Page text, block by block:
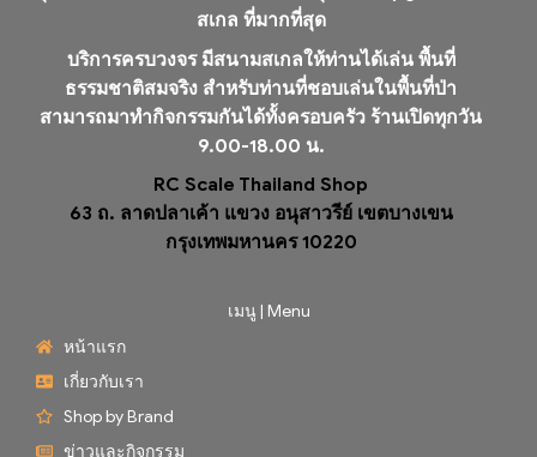
สเกล ที่มากที่สุด
บริการครบวงจร มีสนามสเกลให้ท่านได้เล่น พื้นที่
ธรรมชาติสมจริง สำหรับท่านที่ชอบเล่นในพื้นที่ป่า
สามารถมาทำกิจกรรมกันได้ทั้งครอบครัว ร้านเปิดทุกวัน
9.00-18.00 น.
RC Scale Thailand Shop
63 ถ. ลาดปลาเค้า แขวง อนุสาวรีย์ เขตบางเขน
กรุงเทพมหานคร 10220
เมนู | Menu
หน้าแรก
เกี่ยวกับเรา
Shop by Brand
ข่าวและกิจกรรม